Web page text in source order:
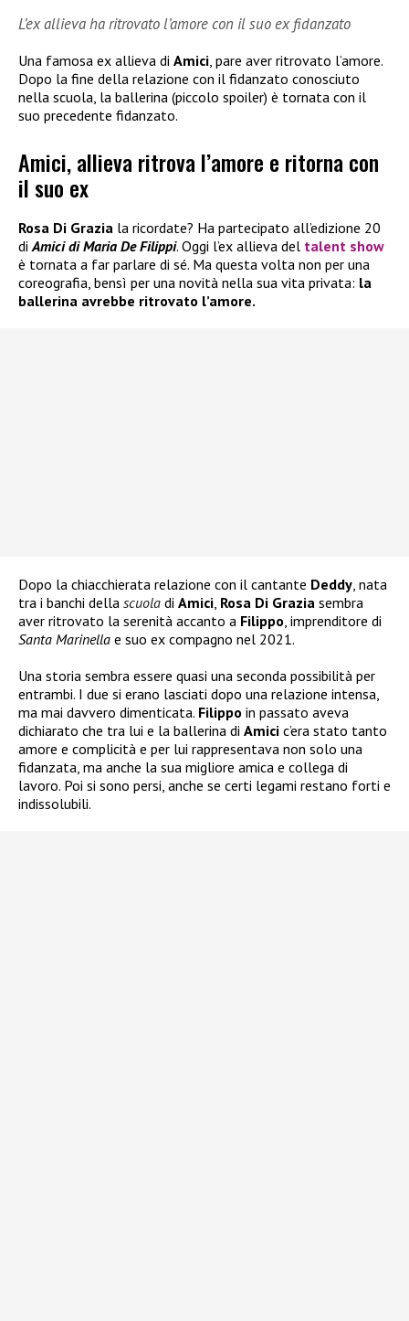
L’ex allieva ha ritrovato l’amore con il suo ex fidanzato
Una famosa ex allieva di Amici, pare aver ritrovato l’amore.
Dopo la fine della relazione con il fidanzato conosciuto
nella scuola, la ballerina (piccolo spoiler) è tornata con il
suo precedente fidanzato.
Amici, allieva ritrova l’amore e ritorna con
il suo ex
Rosa Di Grazia la ricordate? Ha partecipato all’edizione 20
di Amici di Maria De Filippi. Oggi l’ex allieva del talent show
è tornata a far parlare di sé. Ma questa volta non per una
coreografia, bensì per una novità nella sua vita privata: la
ballerina avrebbe ritrovato l’amore.
Dopo la chiacchierata relazione con il cantante Deddy , nata
tra i banchi della scuola di Amici Rosa Di Grazia sembra
aver ritrovato la serenità accanto a Filippo , imprenditore di
Santa Marinella e suo ex compagno nel 2021.
Una storia sembra essere quasi una seconda possibilità per
entrambi. I due si erano lasciati dopo una relazione intensa,
ma mai davvero dimenticata. Filippo in passato aveva
dichiarato che tra lui e la ballerina di Amici c’era stato tanto
amore e complicità e per lui rappresentava non solo una
fidanzata, ma anche la sua migliore amica e collega di
lavoro. Poi si sono persi, anche se certi legami restano forti e
indissolubili.